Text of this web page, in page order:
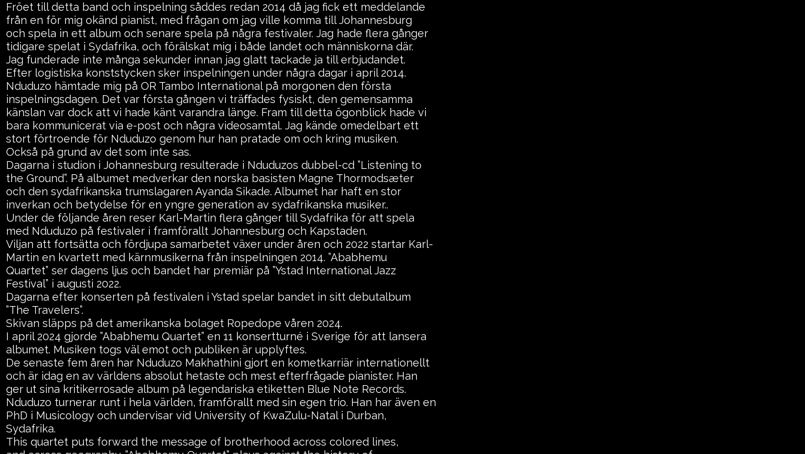
Fröet till detta band och inspelning såddes redan 2014 då jag fick ett meddelande
från en för mig okänd pianist, med frågan om jag ville komma till Johannesburg
och spela in ett album och senare spela på några festivaler. Jag hade flera gånger
tidigare spelat i Sydafrika, och förälskat mig i både landet och människorna där.
Jag funderade inte många sekunder innan jag glatt tackade ja till erbjudandet.
Efter logistiska konststycken sker inspelningen under några dagar i april 2014.
Nduduzo hämtade mig på OR Tambo International på morgonen den första
inspelningsdagen. Det var första gången vi träﬀades fysiskt, den gemensamma
känslan var dock att vi hade känt varandra länge. Fram till detta ögonblick hade vi
bara kommunicerat via e-post och några videosamtal. Jag kände omedelbart ett
stort förtroende för Nduduzo genom hur han pratade om och kring musiken.
Också på grund av det som inte sas.
Dagarna i studion i Johannesburg resulterade i Nduduzos dubbel-cd ”Listening to
the Ground”. På albumet medverkar den norska basisten Magne Thormodsæter
och den sydafrikanska trumslagaren Ayanda Sikade. Albumet har haft en stor
inverkan och betydelse för en yngre generation av sydafrikanska musiker..
Under de följande åren reser Karl-Martin flera gånger till Sydafrika för att spela
med Nduduzo på festivaler i framförallt Johannesburg och Kapstaden.
Viljan att fortsätta och fördjupa samarbetet växer under åren och 2022 startar Karl-
Martin en kvartett med kärnmusikerna från inspelningen 2014. ”Ababhemu
Quartet” ser dagens ljus och bandet har premiär på ”Ystad International Jazz
Festival” i augusti 2022.
Dagarna efter konserten på festivalen i Ystad spelar bandet in sitt debutalbum
”The Travelers”.
Skivan släpps på det amerikanska bolaget Ropedope våren 2024.
I april 2024 gjorde ”Ababhemu Quartet” en 11 konsertturné i Sverige för att lansera
albumet. Musiken togs väl emot och publiken är upplyftes.
De senaste fem åren har Nduduzo Makhathini gjort en kometkarriär internationellt
och är idag en av världens absolut hetaste och mest efterfrågade pianister. Han
ger ut sina kritikerrosade album på legendariska etiketten Blue Note Records.
Nduduzo turnerar runt i hela världen, framförallt med sin egen trio. Han har även en
PhD i Musicology och undervisar vid University of KwaZulu-Natal i Durban,
Sydafrika.
This quartet puts forward the message of brotherhood across colored lines,